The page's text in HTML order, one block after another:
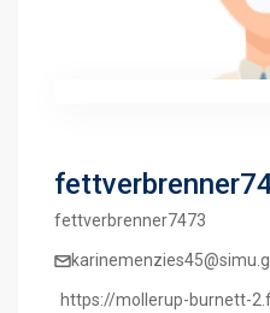
fettverbrenner7473
https://mollerup-burnett-